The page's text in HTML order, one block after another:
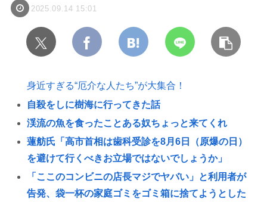
2025.09.14 15:01
身近すぎる“厄介な人たち”が大集合！
自殺をしに樹海に行ってきた話
渓流の魚を食ったことある奴ちょっと来てくれ
蓮舫氏「高市首相は歯科受診を8月6日（原爆の日）
を避けて行くべきお立場ではないでしょうか」
「ここのコンビニの店長マジでヤバい」と利用者が
告発、袋一杯の家庭ゴミをゴミ箱に捨てようとした